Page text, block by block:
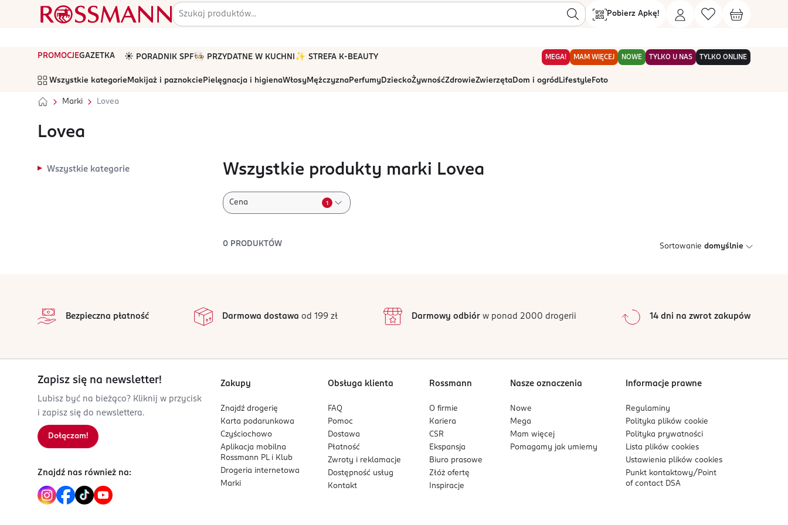
Pobierz Apkę!
PROMOCJEGAZETKA ☀️ PORADNIK SPF🧑🏻‍🍳 PRZYDATNE W KUCHNI ✨ STREFA K-BEAUTY MEGA! MAM WIĘCEJ NOWE TYLKO U NAS TYLKO ONLINE
Wszystkie kategorie Makijaż i paznokcie Pielęgnacja i higienaWłosyMężczyznaPerfumyDzieckoŻywnośćZdrowieZwierzętaDom i ogród Lifestyle Foto
Marki Lovea
Lovea
Wszystkie kategorie Wszystkie produkty marki Lovea
Cena 1
0 PRODUKTÓW Sortowanie domyślnie
Bezpieczna płatność Darmowa dostawa od 199 zł Darmowy odbiórw ponad 2000 drogerii 14 dni na zwrot zakupów
Zapisz się na newsletter!
Lubisz być na bieżąco? Kliknij w przycisk
i zapisz się do newslettera.
Dołączam!
Znajdź nas również na:
Zakupy
Znajdź drogerię
Karta podarunkowa
Czyściochowo
Aplikacja mobilna
Rossmann PL i Klub
Drogeria internetowa
Marki
Obsługa klienta
FAQ
Pomoc
Dostawa
Płatność
Zwroty i reklamacje
Dostępność usług
Kontakt
Rossmann
O firmie
Kariera
CSR
Ekspansja
Biuro prasowe
Złóż ofertę
Inspiracje
Nasze oznaczenia
Nowe
Mega
Mam więcej
Pomagamy jak umiemy
Informacje prawne
Regulaminy
Polityka plikówcookie
Polityka prywatności
Lista plikówcookies
Ustawienia plikówcookies
Punkt kontaktowy/ Point
of contact DSA